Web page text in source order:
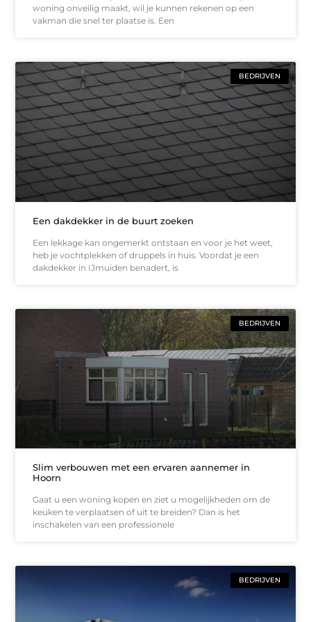
woning onveilig maakt, wil je kunnen rekenen op een
vakman die snel ter plaatse is. Een
BEDRIJVEN
Een dakdekker in de buurt zoeken
Een lekkage kan ongemerkt ontstaan en voor je het weet,
heb je vochtplekken of druppels in huis. Voordat je een
dakdekker in IJmuiden benadert, is
BEDRIJVEN
Slim verbouwen met een ervaren aannemer in
Hoorn
Gaat u een woning kopen en ziet u mogelijkheden om de
keuken te verplaatsen of uit te breiden? Dan is het
inschakelen van een professionele
BEDRIJVEN